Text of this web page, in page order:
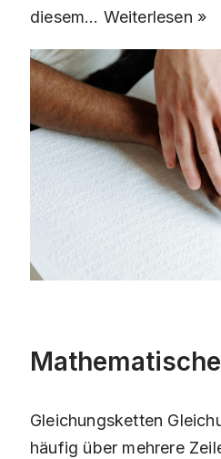
diesem… Weiterlesen »
Gleichungsketten
häufig über mehrere